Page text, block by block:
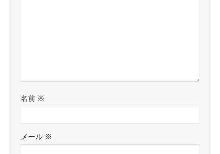
名前 ※
メール ※